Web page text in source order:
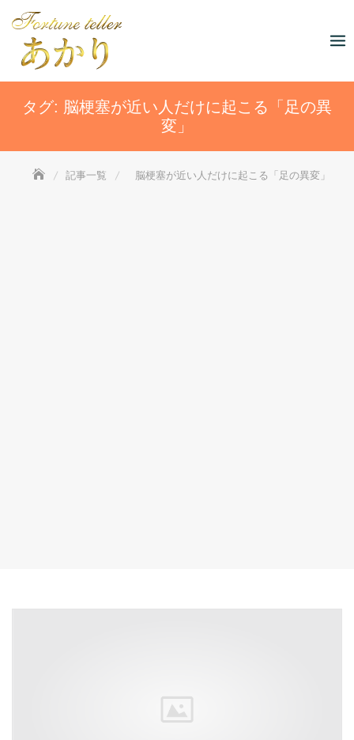
content
タグ: 脳梗塞が近い人だけに起こる「足の異
変」
記事一覧 脳梗塞が近い人だけに起こる「足の異変」